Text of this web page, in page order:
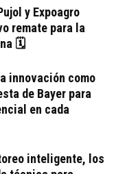
y Expoagro
remate para la
🗓
innovación como
de Bayer para
en cada
inteligente, los